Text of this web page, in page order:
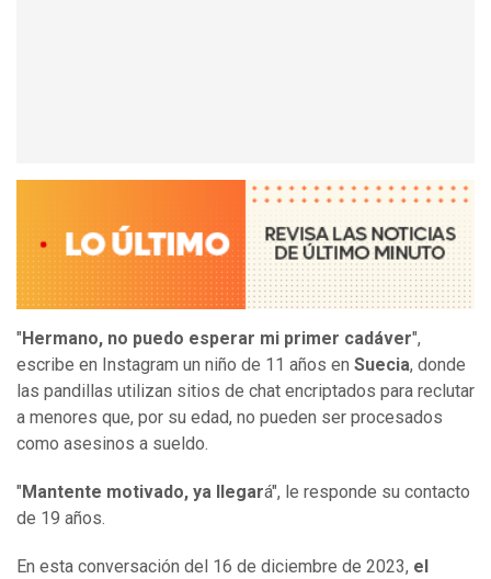
" Hermano, no puedo esperar mi primer cadáver",
escribe en Instagram un niño de 11 años en Suecia, donde
las pandillas utilizan sitios de chat encriptados para reclutar
a menores que, por su edad, no pueden ser procesados
como asesinos a sueldo.
" Mantente motivado, ya llegará", le responde su contacto
de 19 años.
En esta conversación del 16 de diciembre de 2023, el